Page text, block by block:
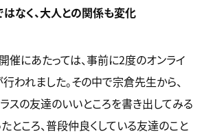
なく、大人との関係も変化
催にあたっては、事前に2度のオンライ
行われました。その中で宗倉先生から、
スの友達のいいところを書き出してみる
ところ、普段仲良くしている友達のこと